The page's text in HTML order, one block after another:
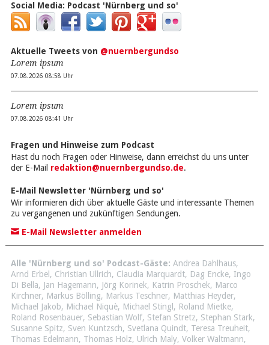
Social Media: Podcast 'Nürnberg und so'
Aktuelle Tweets von @nuernbergundso
Lorem ipsum
07.08.2026 08:58 Uhr
Lorem ipsum
07.08.2026 08:41 Uhr
Fragen und Hinweise zum Podcast
Hast du noch Fragen oder Hinweise, dann erreichst du uns unter
der E-Mail redaktion@nuernbergundso.de.
E-Mail Newsletter 'Nürnberg und so'
Wir informieren dich über aktuelle Gäste und interessante Themen
zu vergangenen und zukünftigen Sendungen.
E-Mail Newsletter anmelden
Alle 'Nürnberg und so' Podcast-Gäste: Andrea Dahlhaus,
Arnd Erbel , Christian Ullrich, Claudia Marquardt, Dag Encke, Ingo
Di Bella, Jan Hagemann, Jörg Korinek, Katrin Proschek, Marco
Kirchner, Markus Bölling, Markus Teschner, Matthias Heyder,
Michael Jakob, Michael Niquè, Michael Stingl , Roland Mietke,
Roland Rosenbauer, Sebastian Wolf, Stefan Stretz, Stephan Stark,
Susanne Spitz, Sven Kuntzsch, Svetlana Quindt, Teresa Treuheit,
Thomas Edelmann, Thomas Holz, Ulrich Maly, Volker Waltmann,